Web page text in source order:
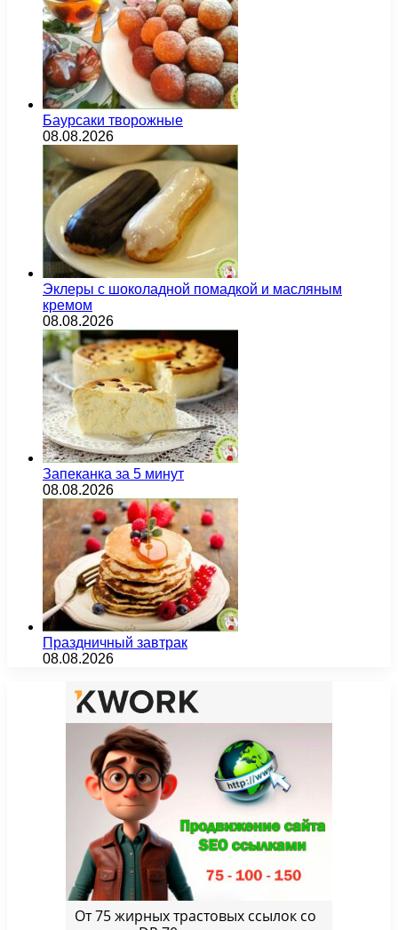
Баурсаки творожные
08.08.2026
Эклеры с шоколадной помадкой и масляным
кремом
08.08.2026
Запеканка за 5 минут
08.08.2026
Праздничный завтрак
08.08.2026